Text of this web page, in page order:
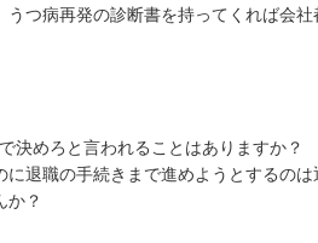
つ病再発の診断書を持ってくれば会
決めろと言われることはありますか？
に退職の手続きまで進めようとするの
か？